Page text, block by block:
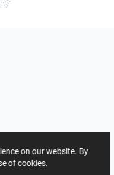
on our website. By
of cookies.